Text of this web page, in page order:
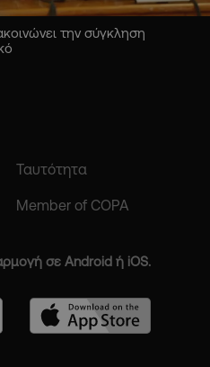
την σύγκληση
Ταυτότητα
Member of COPA
σε Android ή iOS.